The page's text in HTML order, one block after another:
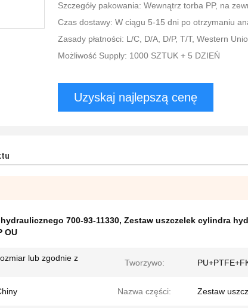
Szczegóły pakowania: Wewnątrz torba PP, na
Czas dostawy: W ciągu 5-15 dni po otrzymaniu
Zasady płatności: L/C, D/A, D/P, T/T, Western
Możliwość Supply: 1000 SZTUK + 5 DZIEŃ
Uzyskaj najlepszą cenę
700-93-11330, Zestaw uszczelek cylindra
OU
lub zgodnie z
Tworzywo:
Nazwa części: Zestaw